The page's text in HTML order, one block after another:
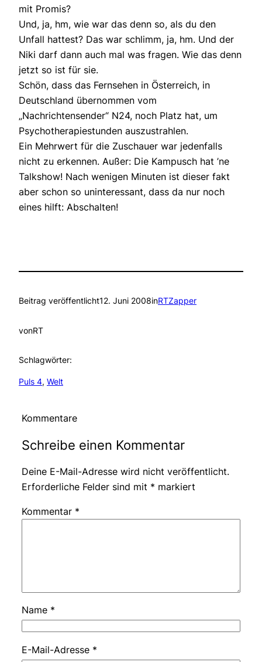
mit Promis?
Und, ja, hm, wie war das denn so, als du den
Unfall hattest? Das war schlimm, ja, hm. Und der
Niki darf dann auch mal was fragen. Wie das denn
jetzt so ist für sie.
Schön, dass das Fernsehen in Österreich, in
Deutschland übernommen vom
„Nachrichtensender“ N24, noch Platz hat, um
Psychotherapiestunden auszustrahlen.
Ein Mehrwert für die Zuschauer war jedenfalls
nicht zu erkennen. Außer: Die Kampusch hat ’ne
Talkshow! Nach wenigen Minuten ist dieser fakt
aber schon so uninteressant, dass da nur noch
eines hilft: Abschalten!
Beitrag veröffentlicht12. Juni 2008inRTZapper
vonRT
Schlagwörter:
Puls 4, Welt
Kommentare
Schreibe einen Kommentar
Deine E-Mail-Adresse wird nicht veröffentlicht.
Erforderliche Felder sind mit * markiert
Kommentar *
Name *
E-Mail-Adresse *